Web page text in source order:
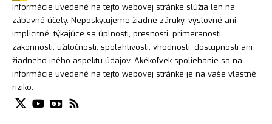
Informácie uvedené na tejto webovej stránke slúžia len na
zábavné účely. Neposkytujeme žiadne záruky, výslovné ani
implicitné, týkajúce sa úplnosti, presnosti, primeranosti,
zákonnosti, užitočnosti, spoľahlivosti, vhodnosti, dostupnosti ani
žiadneho iného aspektu údajov. Akékoľvek spoliehanie sa na
informácie uvedené na tejto webovej stránke je na vaše vlastné
riziko.